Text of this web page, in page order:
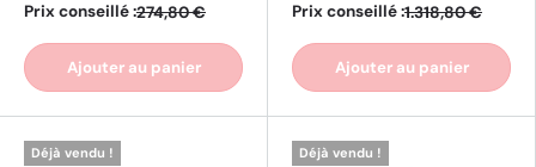
Prix conseillé :274,80 €
Ajouter au panier
Prix conseillé :1.318,80 €
Ajouter au panier
Déjà vendu ! Déjà vendu !